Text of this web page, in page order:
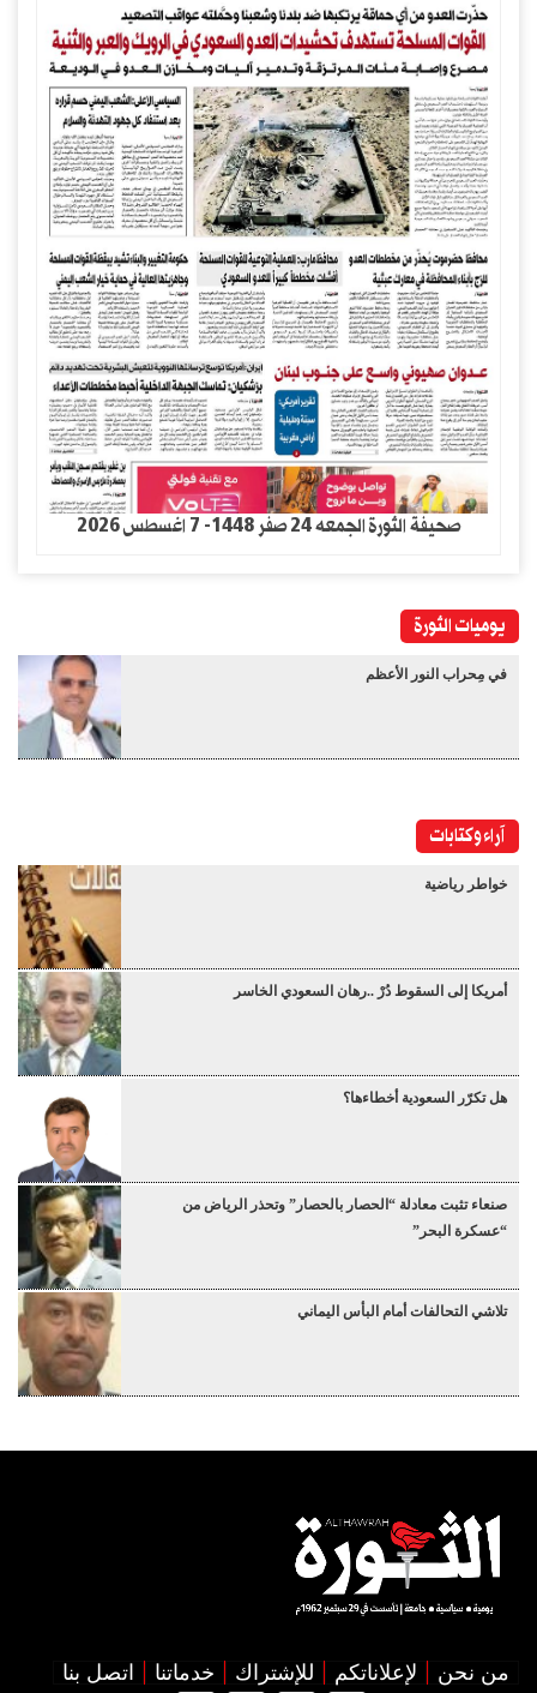
صحيفة الثورة الجمعه 24 صفر 1448- 7 اغسطس 2026
يوميات الثورة
في مِحراب النور الأعظم
آراء وكتابات
خواطر رياضية
أمريكا إلى السقوط دُرْ ..رهان السعودي الخاسر
هل تكرّر السعودية أخطاءها؟
صنعاء تثبت معادلة “الحصار بالحصار” وتحذر الرياض من
“عسكرة البحر”
تلاشي التحالفات أمام البأس اليماني
من نحن لإعلاناتكم للإشتراك خدماتنا اتصل بنا